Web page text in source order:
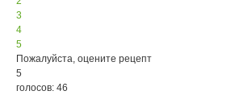
3
4
5
Пожалуйста, оцените рецепт
5
голосов: 46